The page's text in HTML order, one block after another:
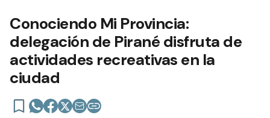
Conociendo Mi Provincia:
delegación de Pirané disfruta de
actividades recreativas en la
ciudad